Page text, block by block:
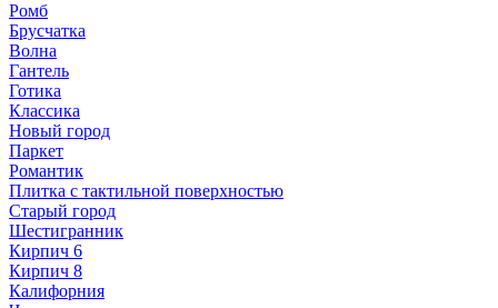
Ромб
Брусчатка
Волна
Гантель
Готика
Классика
Новый город
Паркет
Романтик
Плитка с тактильной поверхностью
Старый город
Шестигранник
Кирпич 6
Кирпич 8
Калифорния